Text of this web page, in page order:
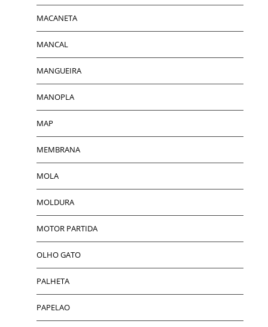
MACANETA
MANCAL
MANGUEIRA
MANOPLA
MAP
MEMBRANA
MOLA
MOLDURA
MOTOR PARTIDA
OLHO GATO
PALHETA
PAPELAO